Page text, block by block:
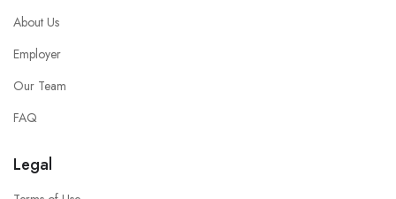
About Us
Employer
Our Team
FAQ
Legal